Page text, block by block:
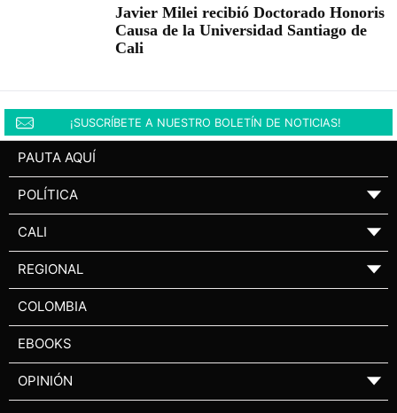
Javier Milei recibió Doctorado Honoris
Causa de la Universidad Santiago de
Cali
¡SUSCRÍBETE A NUESTRO BOLETÍN DE NOTICIAS!
PAUTA AQUÍ
POLÍTICA ▼
CALI ▼
REGIONAL ▼
COLOMBIA
EBOOKS
OPINIÓN ▼